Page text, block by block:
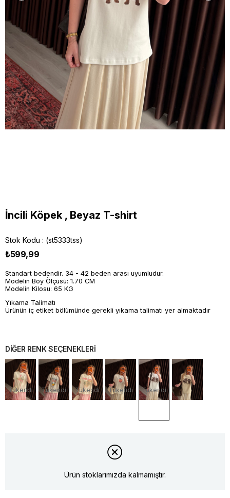
İncili Köpek , Beyaz T-shirt
Stok Kodu (st5333tss)
₺599,99
Standart bedendir. 34 - 42 beden arası uyumludur.
Modelin Boy Ölçüsü: 1.70 CM
Modelin Kilosu: 65 KG
Yıkama Talimatı
Ürünün iç etiket bölümünde gerekli yıkama talimatı yer almaktadır
DİĞER RENK SEÇENEKLERİ
Tükendi Tükendi Tükendi Tükendi Tükendi
Ürün stoklarımızda kalmamıştır.